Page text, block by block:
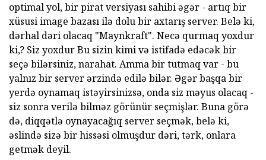
optimal yol, bir pirat versiyası sahibi əgər - artıq bir
xüsusi image bazası ilə dolu bir axtarış server. Belə ki,
dərhal dəri olacaq "Maynkraft". Necə qurmaq yoxdur
ki,? Siz yoxdur Bu sizin kimi və istifadə edəcək bir
seçə bilərsiniz, narahat. Amma bir tutmaq var - bu
yalnız bir server ərzində edilə bilər. Əgər başqa bir
yerdə oynamaq istəyirsinizsə, onda siz məyus olacaq -
siz sonra verilə bilməz görünür seçmişlər. Buna görə
də, diqqətlə oynayacağıq server seçmək, belə ki,
əslində sizə bir hissəsi olmuşdur dəri, tərk, onlara
getmək deyil.